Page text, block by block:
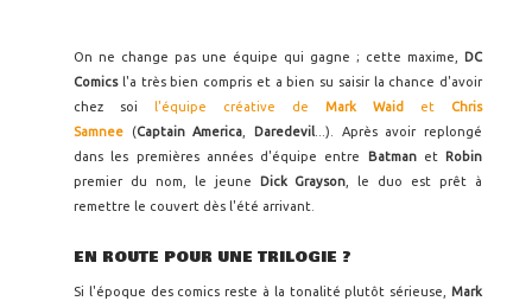
On ne change pas une équipe qui gagne ; cette maxime, DC
Comics l'a très bien compris et a bien su saisir la chance d'avoir
chez soi l'équipe créative de Mark Waid et Chris
Samnee
(Captain America Daredevil ...). Après avoir replongé
dans les premières années d'équipe entre
Batman et Robin
premier du nom, le jeune
Dick Grayson , le duo est prêt à
remettre le couvert dès l'été arrivant.
EN ROUTE POUR UNE TRILOGIE ?
Si l'époque des comics reste à la tonalité plutôt sérieuse, Mark